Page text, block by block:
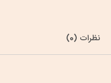
نظرات (0)